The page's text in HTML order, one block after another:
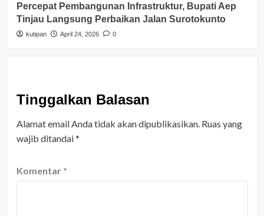
Percepat Pembangunan Infrastruktur, Bupati Aep
Tinjau Langsung Perbaikan Jalan Surotokunto
kutipan April 24, 2026 0
Tinggalkan Balasan
Alamat email Anda tidak akan dipublikasikan. Ruas yang
wajib ditandai*
Komentar *